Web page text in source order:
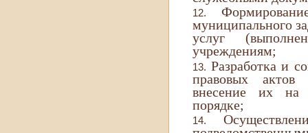
муниципального
услуг
учреждениям;
Разработка и
правовых
внесение их на
порядке;